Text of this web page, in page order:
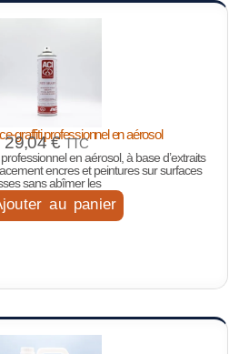
graffiti professionnel en aérosol
29,04€ TTC
en aérosol, à base d’extraits
encres et peintures sur surfaces
sans abîmer les
au panier